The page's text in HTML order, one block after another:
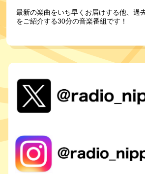
最新の楽曲をいち早くお届けする他、過
をご紹介する30分の音楽番組です！